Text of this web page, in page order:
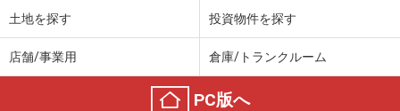
土地を探す 投資物件を探す
店舗/事業用 倉庫/トランクルーム
PC版へ